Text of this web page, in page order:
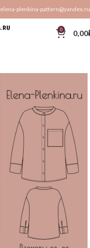
elena-plenkina-pattern@yandex.ru
0 0,00